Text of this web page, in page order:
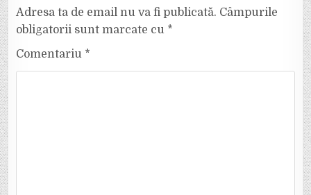
Adresa ta de email nu va fi publicată. Câmpurile
obligatorii sunt marcate cu *
Comentariu *